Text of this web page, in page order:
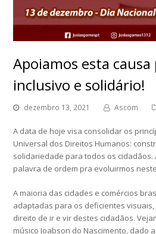
Apoiamos esta
inclusivo e solidário!
dezembro 13, 2021 Ascom
A data de hoje visa consolidar os
Universal dos Direitos Humanos:
solidariedade para todos os cidadãos.
palavra de ordem pra evoluirmos
A maioria das cidades e comércios
adaptadas para os deficientes
direito de ir e vir destes cidadãos.
músico Joabson do Nascimento, dado